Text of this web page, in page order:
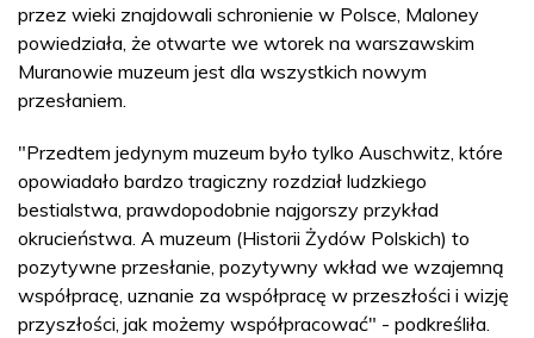
przez wieki znajdowali schronienie w Polsce, Maloney
powiedziała, że otwarte we wtorek na warszawskim
Muranowie muzeum jest dla wszystkich nowym
przesłaniem.
"Przedtem jedynym muzeum było tylko Auschwitz, które
opowiadało bardzo tragiczny rozdział ludzkiego
bestialstwa, prawdopodobnie najgorszy przykład
okrucieństwa. A muzeum (Historii Żydów Polskich) to
pozytywne przesłanie, pozytywny wkład we wzajemną
współpracę, uznanie za współpracę w przeszłości i wizję
przyszłości, jak możemy współpracować" - podkreśliła.